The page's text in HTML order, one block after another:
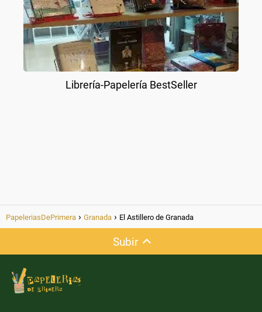
Librería-Papelería BestSeller
PapeleriasDePrimera Granada El Astillero de Granada
Subir